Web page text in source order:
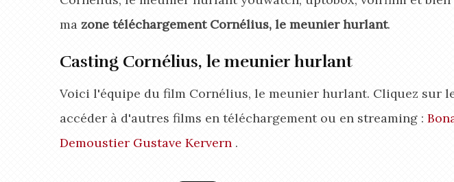
ma zone téléchargement Cornélius, le meunier hurlant.
Casting Cornélius, le meunier hurlant
Voici l'équipe du film Cornélius, le meunier hurlant. Cliquez sur
accéder à d'autres films en téléchargement ou en streaming :
Demoustier Gustave Kervern .